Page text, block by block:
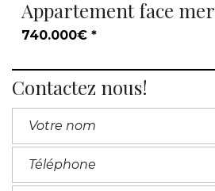
Appartement face mer
740.000€ *
Contactez nous!